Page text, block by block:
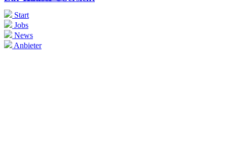
Start
Jobs
News
Anbieter